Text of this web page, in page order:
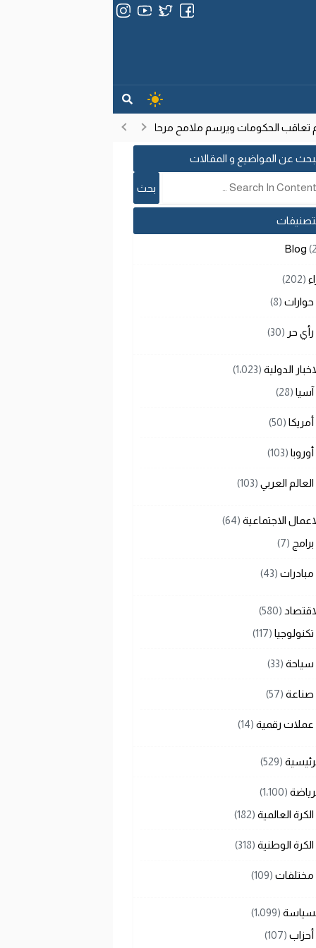
الحكومات ويرسم ملامح مرحلة تنموية جديدة
عن المواضيع و المقالات
Blog
(202)
حوارات (8)
رأي حر (30)
الدولية (1٬023)
آسيا (28)
أمريكا (50)
أوروبا (103)
العالم العربي (103)
الاجتماعية (64)
برامج (7)
مبادرات (43)
(580)
تكنولوجيا (117)
سياحة (33)
صناعة (57)
عملات رقمية (14)
(529)
(1٬100)
الكرة العالمية (182)
الكرة الوطنية (318)
مختلفات (109)
(1٬099)
أحزاب (107)